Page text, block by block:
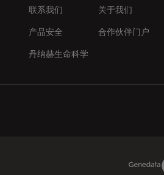
联系我们
关于我们
产品安全
合作伙伴门户
丹纳赫生命科学